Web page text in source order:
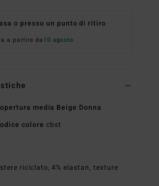
o presso un punto di ritiro
a partire da10 agosto
media Beige Donna
colore cbst
riciclato, 4% elastan, texture